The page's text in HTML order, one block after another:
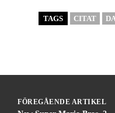
TAGS CITAT
FÖREGÅENDE ARTIKEL